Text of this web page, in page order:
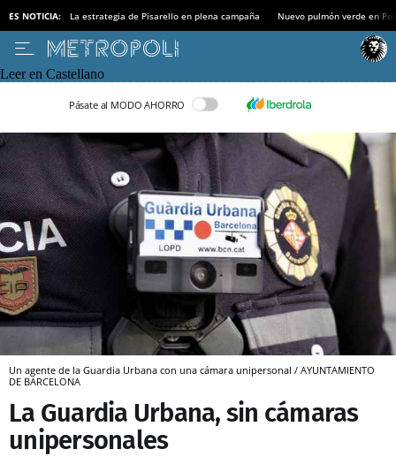
ES NOTICIA: La estrategia de Pisarello en plena campaña Nuevo pulmón verde en
Leer en Castellano
Pásate al MODO AHORRO
Un agente de la Guardia Urbana con una cámara unipersonal / AYUNTAMIENTO
DE BARCELONA
La Guardia Urbana, sin cámaras
unipersonales